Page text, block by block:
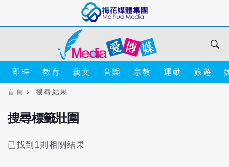
即時 教育 藝文 音樂 宗教 運動 旅遊
首頁 搜尋結果
搜尋標籤壯圍
已找到1則相關結果